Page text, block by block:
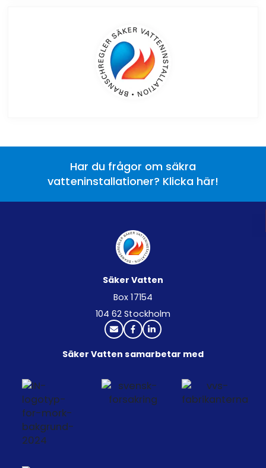
Har du frågor om säkra
vatteninstallationer? Klicka här!
Säker Vatten
Box 17154
104 62 Stockholm
Säker Vatten samarbetar med